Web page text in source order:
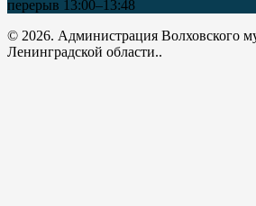
перерыв 13:00–13:48
© 2026. Администрация Волховского
Ленинградской области..